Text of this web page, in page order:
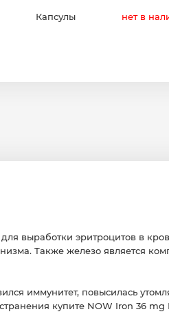
Капсулы нет в
выработки эритроцитов в
Также железо является
иммунитет, повысилась
купите NOW Iron 36